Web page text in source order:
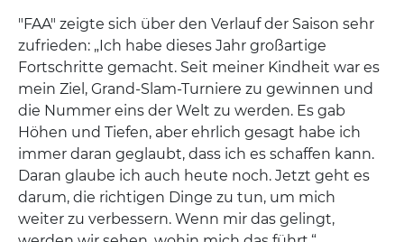
"FAA" zeigte sich über den Verlauf der Saison sehr
zufrieden: „Ich habe dieses Jahr großartige
Fortschritte gemacht. Seit meiner Kindheit war es
mein Ziel, Grand-Slam-Turniere zu gewinnen und
die Nummer eins der Welt zu werden. Es gab
Höhen und Tiefen, aber ehrlich gesagt habe ich
immer daran geglaubt, dass ich es schaffen kann.
Daran glaube ich auch heute noch. Jetzt geht es
darum, die richtigen Dinge zu tun, um mich
weiter zu verbessern. Wenn mir das gelingt,